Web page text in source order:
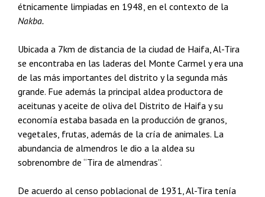
étnicamente limpiadas en 1948, en el contexto de la
Nakba.
Ubicada a 7km de distancia de la ciudad de Haifa, Al-Tira
se encontraba en las laderas del Monte Carmel y era una
de las más importantes del distrito y la segunda más
grande. Fue además la principal aldea productora de
aceitunas y aceite de oliva del Distrito de Haifa y su
economía estaba basada en la producción de granos,
vegetales, frutas, además de la cría de animales. La
abundancia de almendros le dio a la aldea su
sobrenombre de “Tira de almendras”.
De acuerdo al censo poblacional de 1931, Al-Tira tenía